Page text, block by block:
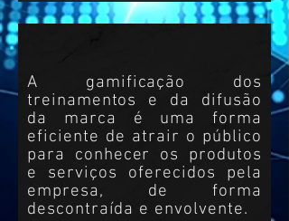
A gamificação dos
treinamentos e da difusão
da marca é uma forma
eficiente de atrair o público
para conhecer os produtos
e serviços oferecidos pela
empresa, de forma
descontraída e envolvente.